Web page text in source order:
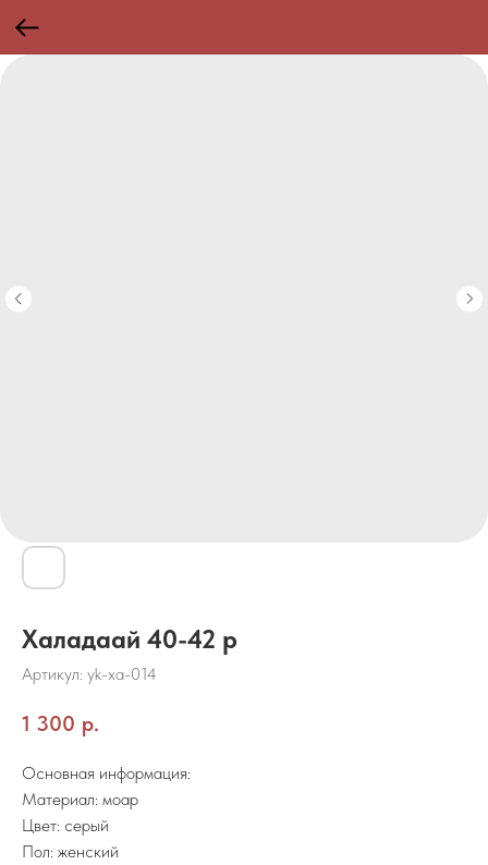
Халадаай 40-42 р
Артикул: yk-xa-014
1 300 р.
Основная информация:
Материал: моар
Цвет: серый
Пол: женский